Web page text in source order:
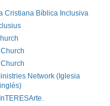
Cristiana Bíblica Inclusiva
Network (Iglesia